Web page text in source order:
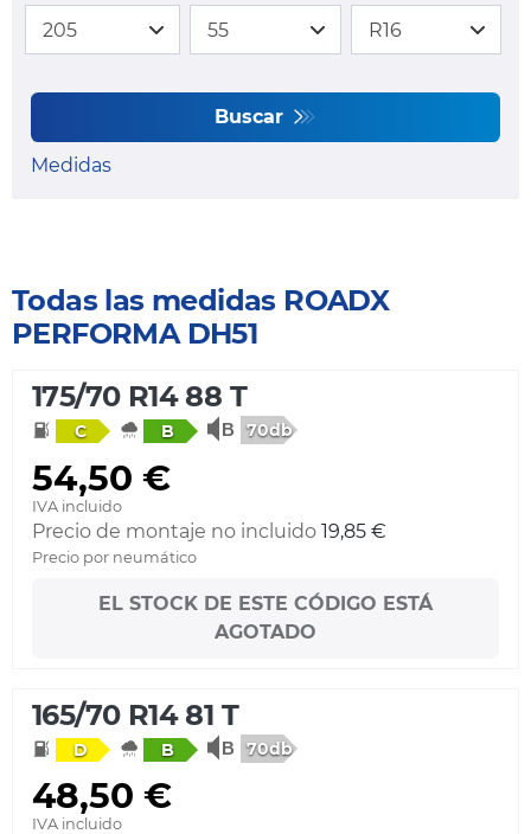
Buscar
Medidas
Todas las medidas ROADX
PERFORMA DH51
175/70 R14 88 T
C B 70db
54,50 €
IVA incluido
Precio de montaje no incluido 19,85 €
Precio por neumático
EL STOCK DE ESTE CÓDIGO ESTÁ
AGOTADO
165/70 R14 81 T
D B 70db
48,50 €
IVA incluido